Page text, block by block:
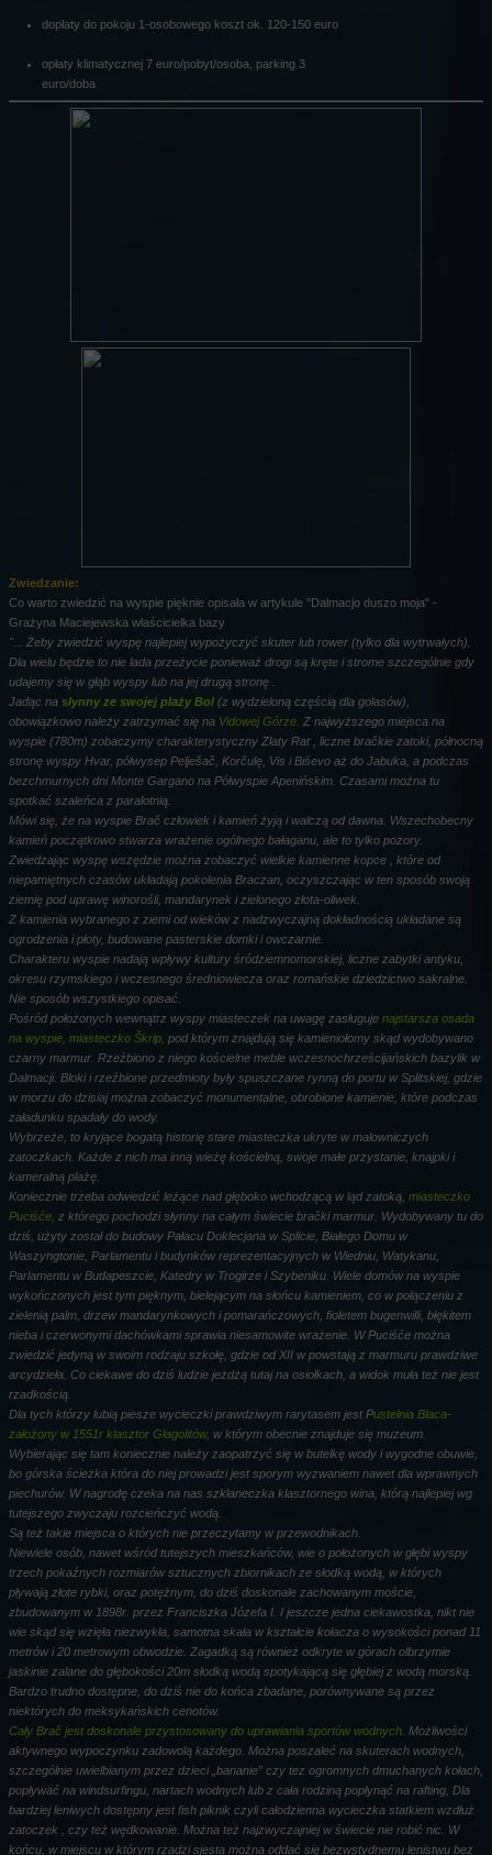
dopłaty do pokoju 1-osobowego koszt ok. 120-150 euro
opłaty klimatycznej 7 euro/pobyt/osoba, parking 3
euro/doba
Zwiedzanie:
Co warto zwiedzić na wyspie pięknie opisała w artykule "Dalmacjo duszo moja" -
Grażyna Maciejewska właścicielka bazy
"... Żeby zwiedzić wyspę najlepiej wypożyczyć skuter lub rower (tylko dla wytrwałych).
Dla wielu będzie to nie lada przeżycie ponieważ drogi są kręte i strome szczególnie gdy
udajemy się w głąb wyspy lub na jej drugą stronę .
Jadąc na słynny ze swojej plaży Bol (z wydzieloną częścią dla golasów),
obowiązkowo należy zatrzymać się na Vidowej Górze. Z najwyższego miejsca na
wyspie (780m) zobaczymy charakterystyczny Zlaty Rat , liczne bračkie zatoki, północną
stronę wyspy Hvar, półwysep Pelješač, Korčulę, Vis i Biśevo aż do Jabuka, a podczas
bezchmurnych dni Monte Gargano na Półwyspie Apenińskim. Czasami można tu
spotkać szaleńca z paralotnią.
Mówi się, że na wyspie Brač człowiek i kamień żyją i walczą od dawna. Wszechobecny
kamień początkowo stwarza wrażenie ogólnego bałaganu, ale to tylko pozory.
Zwiedzając wyspę wszędzie można zobaczyć wielkie kamienne kopce , które od
niepamiętnych czasów układają pokolenia Braczan, oczyszczając w ten sposób swoją
ziemię pod uprawę winorośli, mandarynek i zielonego złota-oliwek.
Z kamienia wybranego z ziemi od wieków z nadzwyczajną dokładnością układane są
ogrodzenia i płoty, budowane pasterskie domki i owczarnie.
Charakteru wyspie nadają wpływy kultury śródziemnomorskiej, liczne zabytki antyku,
okresu rzymskiego i wczesnego średniowiecza oraz romańskie dziedzictwo sakralne.
Nie sposób wszystkiego opisać.
Pośród położonych wewnątrz wyspy miasteczek na uwagę zasługuje najstarsza osada
na wyspie, miasteczko Škrip, pod którym znajdują się kamieniołomy skąd wydobywano
czarny marmur. Rzeźbiono z niego kościelne meble wczesnochrześcijańskich bazylik w
Dalmacji. Bloki i rzeźbione przedmioty były spuszczane rynną do portu w Splitskiej, gdzie
w morzu do dzisiaj można zobaczyć monumentalne, obrobione kamienie, które podczas
załadunku spadały do wody.
Wybrzeże, to kryjące bogatą historię stare miasteczka ukryte w malowniczych
zatoczkach. Każde z nich ma inną wieżę kościelną, swoje małe przystanie, knajpki i
kameralną plażę.
Koniecznie trzeba odwiedzić leżące nad głęboko wchodzącą w ląd zatoką, miasteczko
Puciśće, z którego pochodzi słynny na całym świecie brački marmur. Wydobywany tu do
dziś, użyty został do budowy Pałacu Doklecjana w Splicie, Białego Domu w
Waszyngtonie, Parlamentu i budynków reprezentacyjnych w Wiedniu, Watykanu,
Parlamentu w Budapeszcie, Katedry w Trogirze i Szybeniku. Wiele domów na wyspie
wykończonych jest tym pięknym, bielejącym na słońcu kamieniem, co w połączeniu z
zielenią palm, drzew mandarynkowych i pomarańczowych, fioletem bugenwilli, błękitem
nieba i czerwonymi dachówkami sprawia niesamowite wrażenie. W Puciśće można
zwiedzić jedyną w swoim rodzaju szkołę, gdzie od XII w powstają z marmuru prawdziwe
arcydzieła. Co ciekawe do dziś ludzie jeżdżą tutaj na osiołkach, a widok muła też nie jest
rzadkością.
Dla tych którzy lubią piesze wycieczki prawdziwym rarytasem jest Pustelnia Blaca-
założony w 1551r klasztor Głagolitów, w którym obecnie znajduje się muzeum.
Wybierając się tam koniecznie należy zaopatrzyć się w butelkę wody i wygodne obuwie,
bo górska ścieżka która do niej prowadzi jest sporym wyzwaniem nawet dla wprawnych
piechurów. W nagrodę czeka na nas szklaneczka klasztornego wina, którą najlepiej wg
tutejszego zwyczaju rozcieńczyć wodą.
Są też takie miejsca o których nie przeczytamy w przewodnikach.
Niewiele osób, nawet wśród tutejszych mieszkańców, wie o położonych w głębi wyspy
trzech pokaźnych rozmiarów sztucznych zbiornikach ze słodką wodą, w których
pływają złote rybki, oraz potężnym, do dziś doskonale zachowanym moście,
zbudowanym w 1898r. przez Franciszka Józefa I. I jeszcze jedna ciekawostka, nikt nie
wie skąd się wzięła niezwykła, samotna skała w kształcie kołacza o wysokości ponad 11
metrów i 20 metrowym obwodzie. Zagadką są również odkryte w górach olbrzymie
jaskinie zalane do głębokości 20m słodką wodą spotykającą się głębiej z wodą morską.
Bardzo trudno dostępne, do dziś nie do końca zbadane, porównywane są przez
niektórych do meksykańskich cenotów.
Cały Brač jest doskonale przystosowany do uprawiania sportów wodnych. Możliwości
aktywnego wypoczynku zadowolą każdego. Można poszaleć na skuterach wodnych,
szczególnie uwielbianym przez dzieci „bananie” czy tez ogromnych dmuchanych kołach,
popływać na windsurfingu, nartach wodnych lub z cała rodziną popłynąć na rafting, Dla
bardziej leniwych dostępny jest fish piknik czyli całodzienna wycieczka statkiem wzdłuż
zatoczek , czy też wędkowanie. Można też najzwyczajniej w świecie nie robić nic. W
końcu, w miejscu w którym rządzi sjesta można oddać się bezwstydnemu lenistwu bez